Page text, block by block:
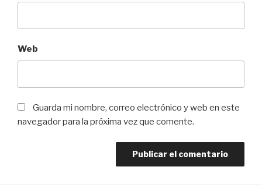
Web
Guarda mi nombre, correo electrónico y web en este
navegador para la próxima vez que comente.